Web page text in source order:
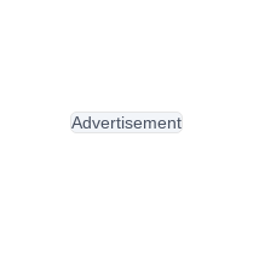
Advertisement